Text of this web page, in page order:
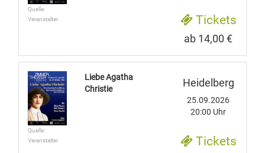
Quelle:
Veranstalter
Tickets
ab 14,00 €
Quelle:
Veranstalter
Liebe Agatha
Christie
Heidelberg
25.09.2026
20:00 Uhr
Tickets